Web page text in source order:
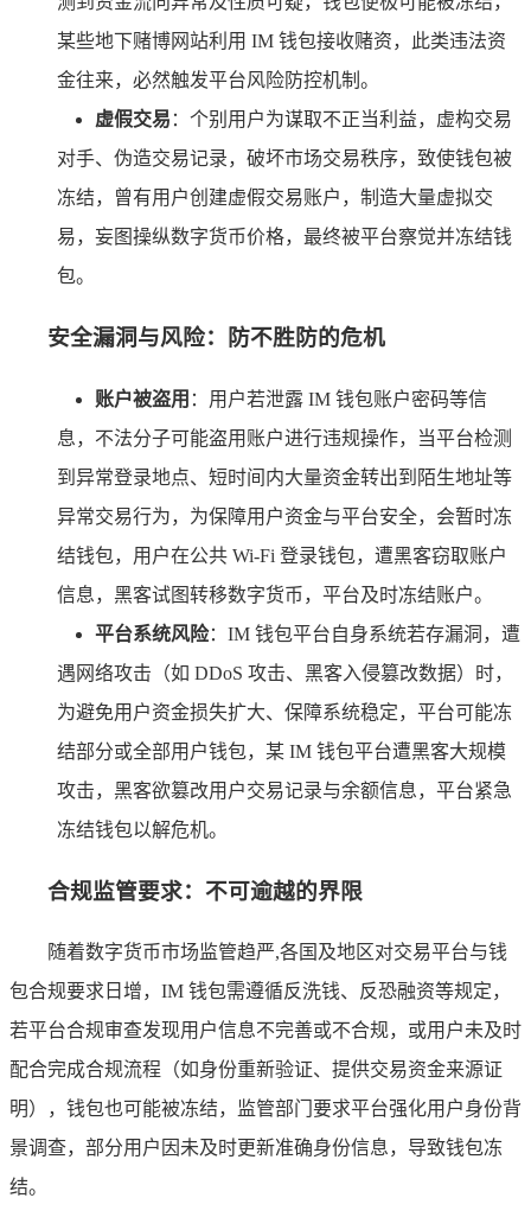
某些地下赌博网站利用 IM 钱包接收赌资，此类违法资
金往来，必然触发平台风险防控机制。
虚假交易 ：个别用户为谋取不正当利益，虚构交易
对手、伪造交易记录，破坏市场交易秩序，致使钱包被
冻结，曾有用户创建虚假交易账户，制造大量虚拟交
易，妄图操纵数字货币价格，最终被平台察觉并冻结钱
包。
安全漏洞与风险：防不胜防的危机
账户被盗用 ：用户若泄露 IM 钱包账户密码等信
息，不法分子可能盗用账户进行违规操作，当平台检测
到异常登录地点、短时间内大量资金转出到陌生地址等
异常交易行为，为保障用户资金与平台安全，会暂时冻
结钱包，用户在公共 Wi-Fi 登录钱包，遭黑客窃取账户
信息，黑客试图转移数字货币，平台及时冻结账户。
平台系统风险：IM 钱包平台自身系统若存漏洞，遭
遇网络攻击（如 DDoS 攻击、黑客入侵篡改数据）时，
为避免用户资金损失扩大、保障系统稳定，平台可能冻
结部分或全部用户钱包，某 IM 钱包平台遭黑客大规模
攻击，黑客欲篡改用户交易记录与余额信息，平台紧急
冻结钱包以解危机。
合规监管要求：不可逾越的界限
随着数字货币市场监管趋严,各国及地区对交易平台与钱
包合规要求日增，IM 钱包需遵循反洗钱、反恐融资等规定，
若平台合规审查发现用户信息不完善或不合规，或用户未及时
配合完成合规流程（如身份重新验证、提供交易资金来源证
明），钱包也可能被冻结，监管部门要求平台强化用户身份背
景调查，部分用户因未及时更新准确身份信息，导致钱包冻
结。